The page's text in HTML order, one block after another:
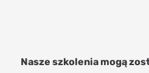
Nasze szkolenia mogą